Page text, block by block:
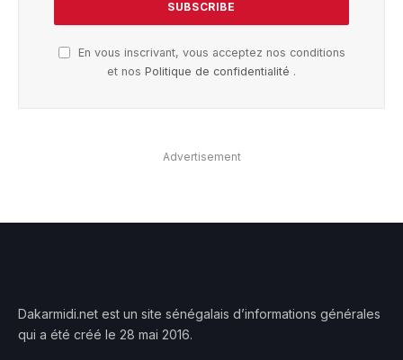
En vous inscrivant, vous acceptez nos conditions
et nos Politique de confidentialité .
Advertisement
Dakarmidi.net est un site sénégalais d’informations générales
qui a été créé le 28 mai 2016.